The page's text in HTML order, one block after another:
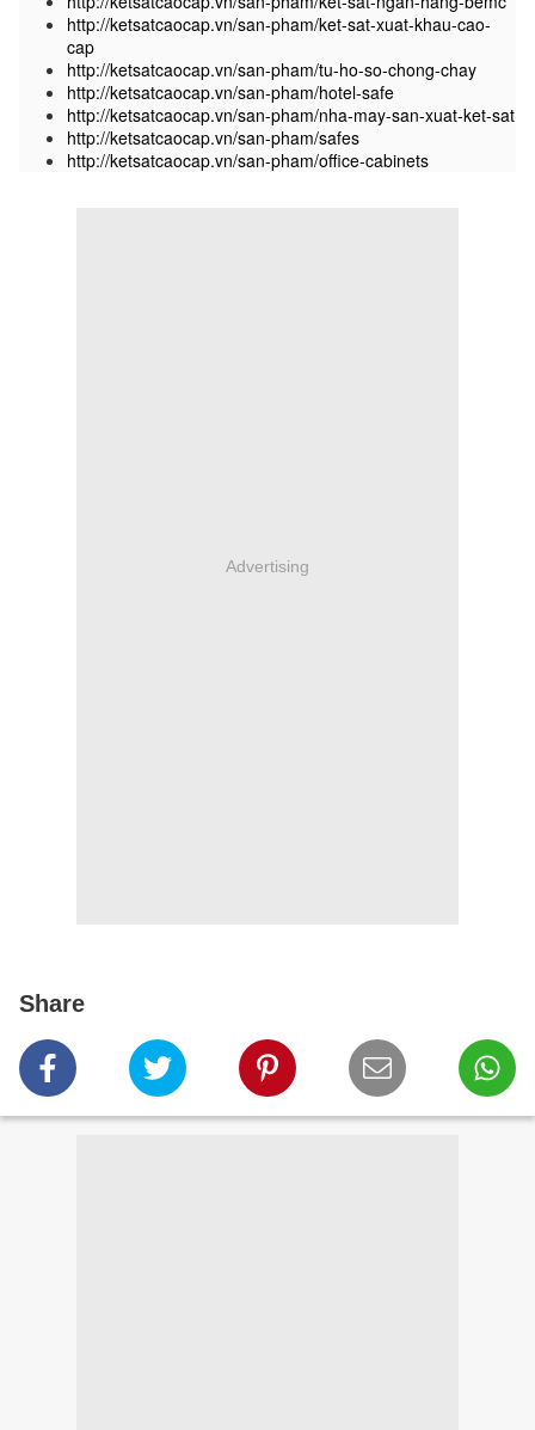
http://ketsatcaocap.vn/san-pham/ket-sat-xuat-khau-cao-
cap
http://ketsatcaocap.vn/san-pham/tu-ho-so-chong-chay
http://ketsatcaocap.vn/san-pham/hotel-safe
http://ketsatcaocap.vn/san-pham/nha-may-san-xuat-ket-sat
http://ketsatcaocap.vn/san-pham/safes
http://ketsatcaocap.vn/san-pham/office-cabinets
Advertising
Share